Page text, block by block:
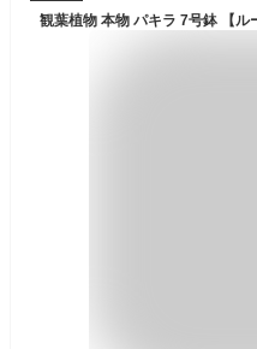
観葉植物 本物 パキラ 7号鉢 【ル